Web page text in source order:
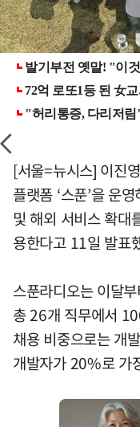
[서울=뉴시스] 이진
플랫폼 ‘스푼’을 운
및 해외 서비스 확대
용한다고 11일 발표
스푼라디오는 이달
총 26개 직무에서
채용 비중으로는 개
개발자가 20%로 가